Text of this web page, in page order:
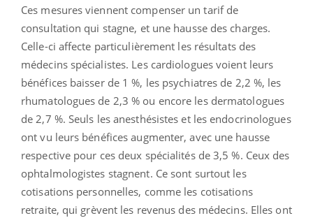
Ces mesures viennent compenser un tarif de
consultation qui stagne, et une hausse des charges.
Celle-ci affecte particulièrement les résultats des
médecins spécialistes. Les cardiologues voient leurs
bénéfices baisser de 1 %, les psychiatres de 2,2 %, les
rhumatologues de 2,3 % ou encore les dermatologues
de 2,7 %. Seuls les anesthésistes et les endocrinologues
ont vu leurs bénéfices augmenter, avec une hausse
respective pour ces deux spécialités de 3,5 %. Ceux des
ophtalmologistes stagnent. Ce sont surtout les
cotisations personnelles, comme les cotisations
retraite, qui grèvent les revenus des médecins. Elles ont